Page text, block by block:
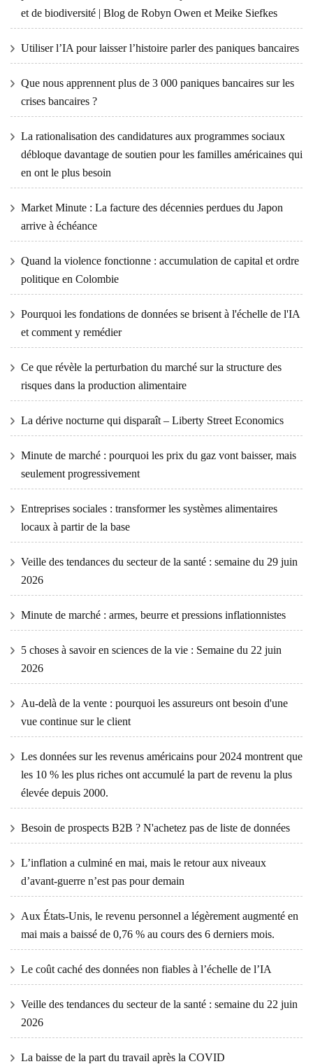
et de biodiversité | Blog de Robyn Owen et Meike Siefkes
Utiliser l’IA pour laisser l’histoire parler des paniques bancaires
Que nous apprennent plus de 3 000 paniques bancaires sur les
crises bancaires ?
La rationalisation des candidatures aux programmes sociaux
débloque davantage de soutien pour les familles américaines qui
en ont le plus besoin
Market Minute : La facture des décennies perdues du Japon
arrive à échéance
Quand la violence fonctionne : accumulation de capital et ordre
politique en Colombie
Pourquoi les fondations de données se brisent à l'échelle de l'IA
et comment y remédier
Ce que révèle la perturbation du marché sur la structure des
risques dans la production alimentaire
La dérive nocturne qui disparaît – Liberty Street Economics
Minute de marché : pourquoi les prix du gaz vont baisser, mais
seulement progressivement
Entreprises sociales : transformer les systèmes alimentaires
locaux à partir de la base
Veille des tendances du secteur de la santé : semaine du 29 juin
2026
Minute de marché : armes, beurre et pressions inflationnistes
5 choses à savoir en sciences de la vie : Semaine du 22 juin
2026
Au-delà de la vente : pourquoi les assureurs ont besoin d'une
vue continue sur le client
Les données sur les revenus américains pour 2024 montrent que
les 10 % les plus riches ont accumulé la part de revenu la plus
élevée depuis 2000.
Besoin de prospects B2B ? N'achetez pas de liste de données
L’inflation a culminé en mai, mais le retour aux niveaux
d’avant-guerre n’est pas pour demain
Aux États-Unis, le revenu personnel a légèrement augmenté en
mai mais a baissé de 0,76 % au cours des 6 derniers mois.
Le coût caché des données non fiables à l’échelle de l’IA
Veille des tendances du secteur de la santé : semaine du 22 juin
2026
La baisse de la part du travail après la COVID